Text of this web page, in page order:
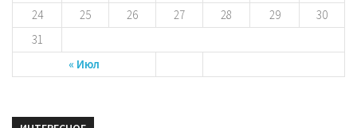
« Июл
24
25 26 27 28 29
30
31